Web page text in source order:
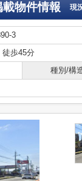
物件情報 現
3
徒歩45分
種別/構